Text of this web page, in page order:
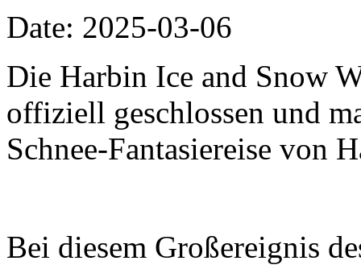
Date: 2025-03-06
Die Harbin Ice and Snow
offiziell geschlossen und
Schnee-Fantasiereise von
Bei diesem Großereignis